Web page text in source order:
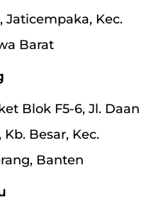
Jaticempaka, Kec.
Barat
Blok F5-6, Jl. Daan
Besar, Kec.
Banten